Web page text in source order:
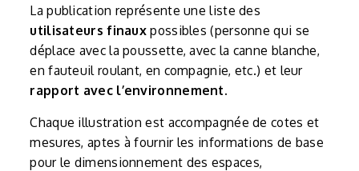
La publication représente une liste des
utilisateurs finaux possibles (personne qui se
déplace avec la poussette, avec la canne blanche,
en fauteuil roulant, en compagnie, etc.) et leur
rapport avec l’environnement.
Chaque illustration est accompagnée de cotes et
mesures, aptes à fournir les informations de base
pour le dimensionnement des espaces,